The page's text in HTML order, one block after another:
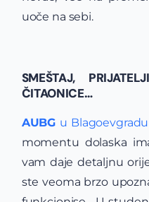
uoče na sebi.
SMEŠTAJ,
ČITAONICE…
AUBG u Blagoevgradu
momentu dolaska
vam daje detaljnu
ste veoma brzo